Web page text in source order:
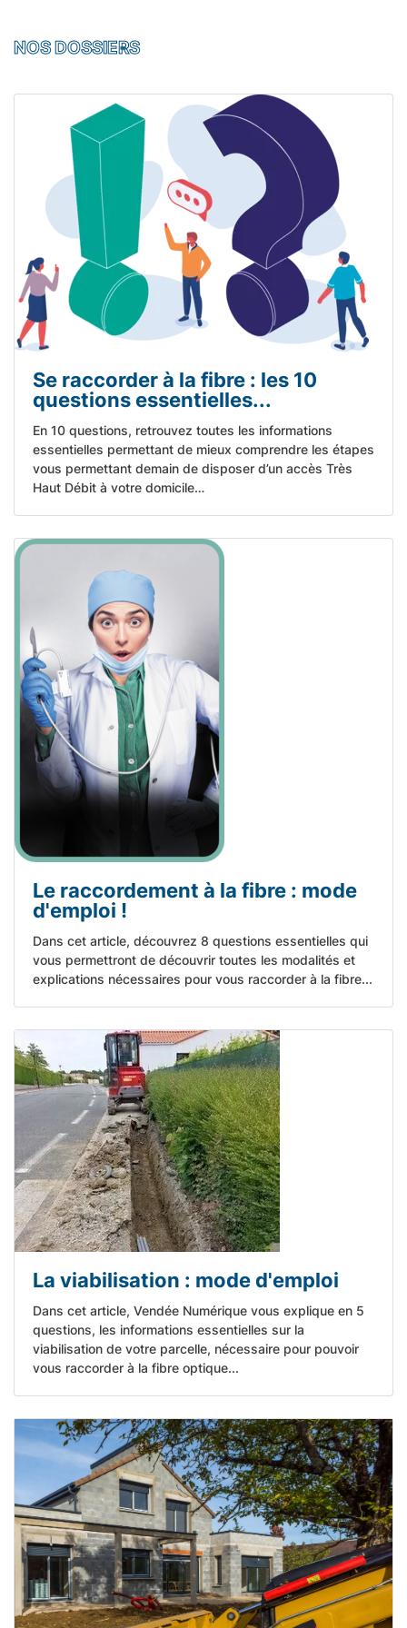
NOS DOSSIERS
Se raccorder à la fibre : les 10
questions essentielles...
En 10 questions, retrouvez toutes les informations
essentielles permettant de mieux comprendre les étapes
vous permettant demain de disposer d’un accès Très
Haut Débit à votre domicile…
Le raccordement à la fibre : mode
d'emploi !
Dans cet article, découvrez 8 questions essentielles qui
vous permettront de découvrir toutes les modalités et
explications nécessaires pour vous raccorder à la fibre...
La viabilisation : mode d'emploi
Dans cet article, Vendée Numérique vous explique en 5
questions, les informations essentielles sur la
viabilisation de votre parcelle, nécessaire pour pouvoir
vous raccorder à la fibre optique...